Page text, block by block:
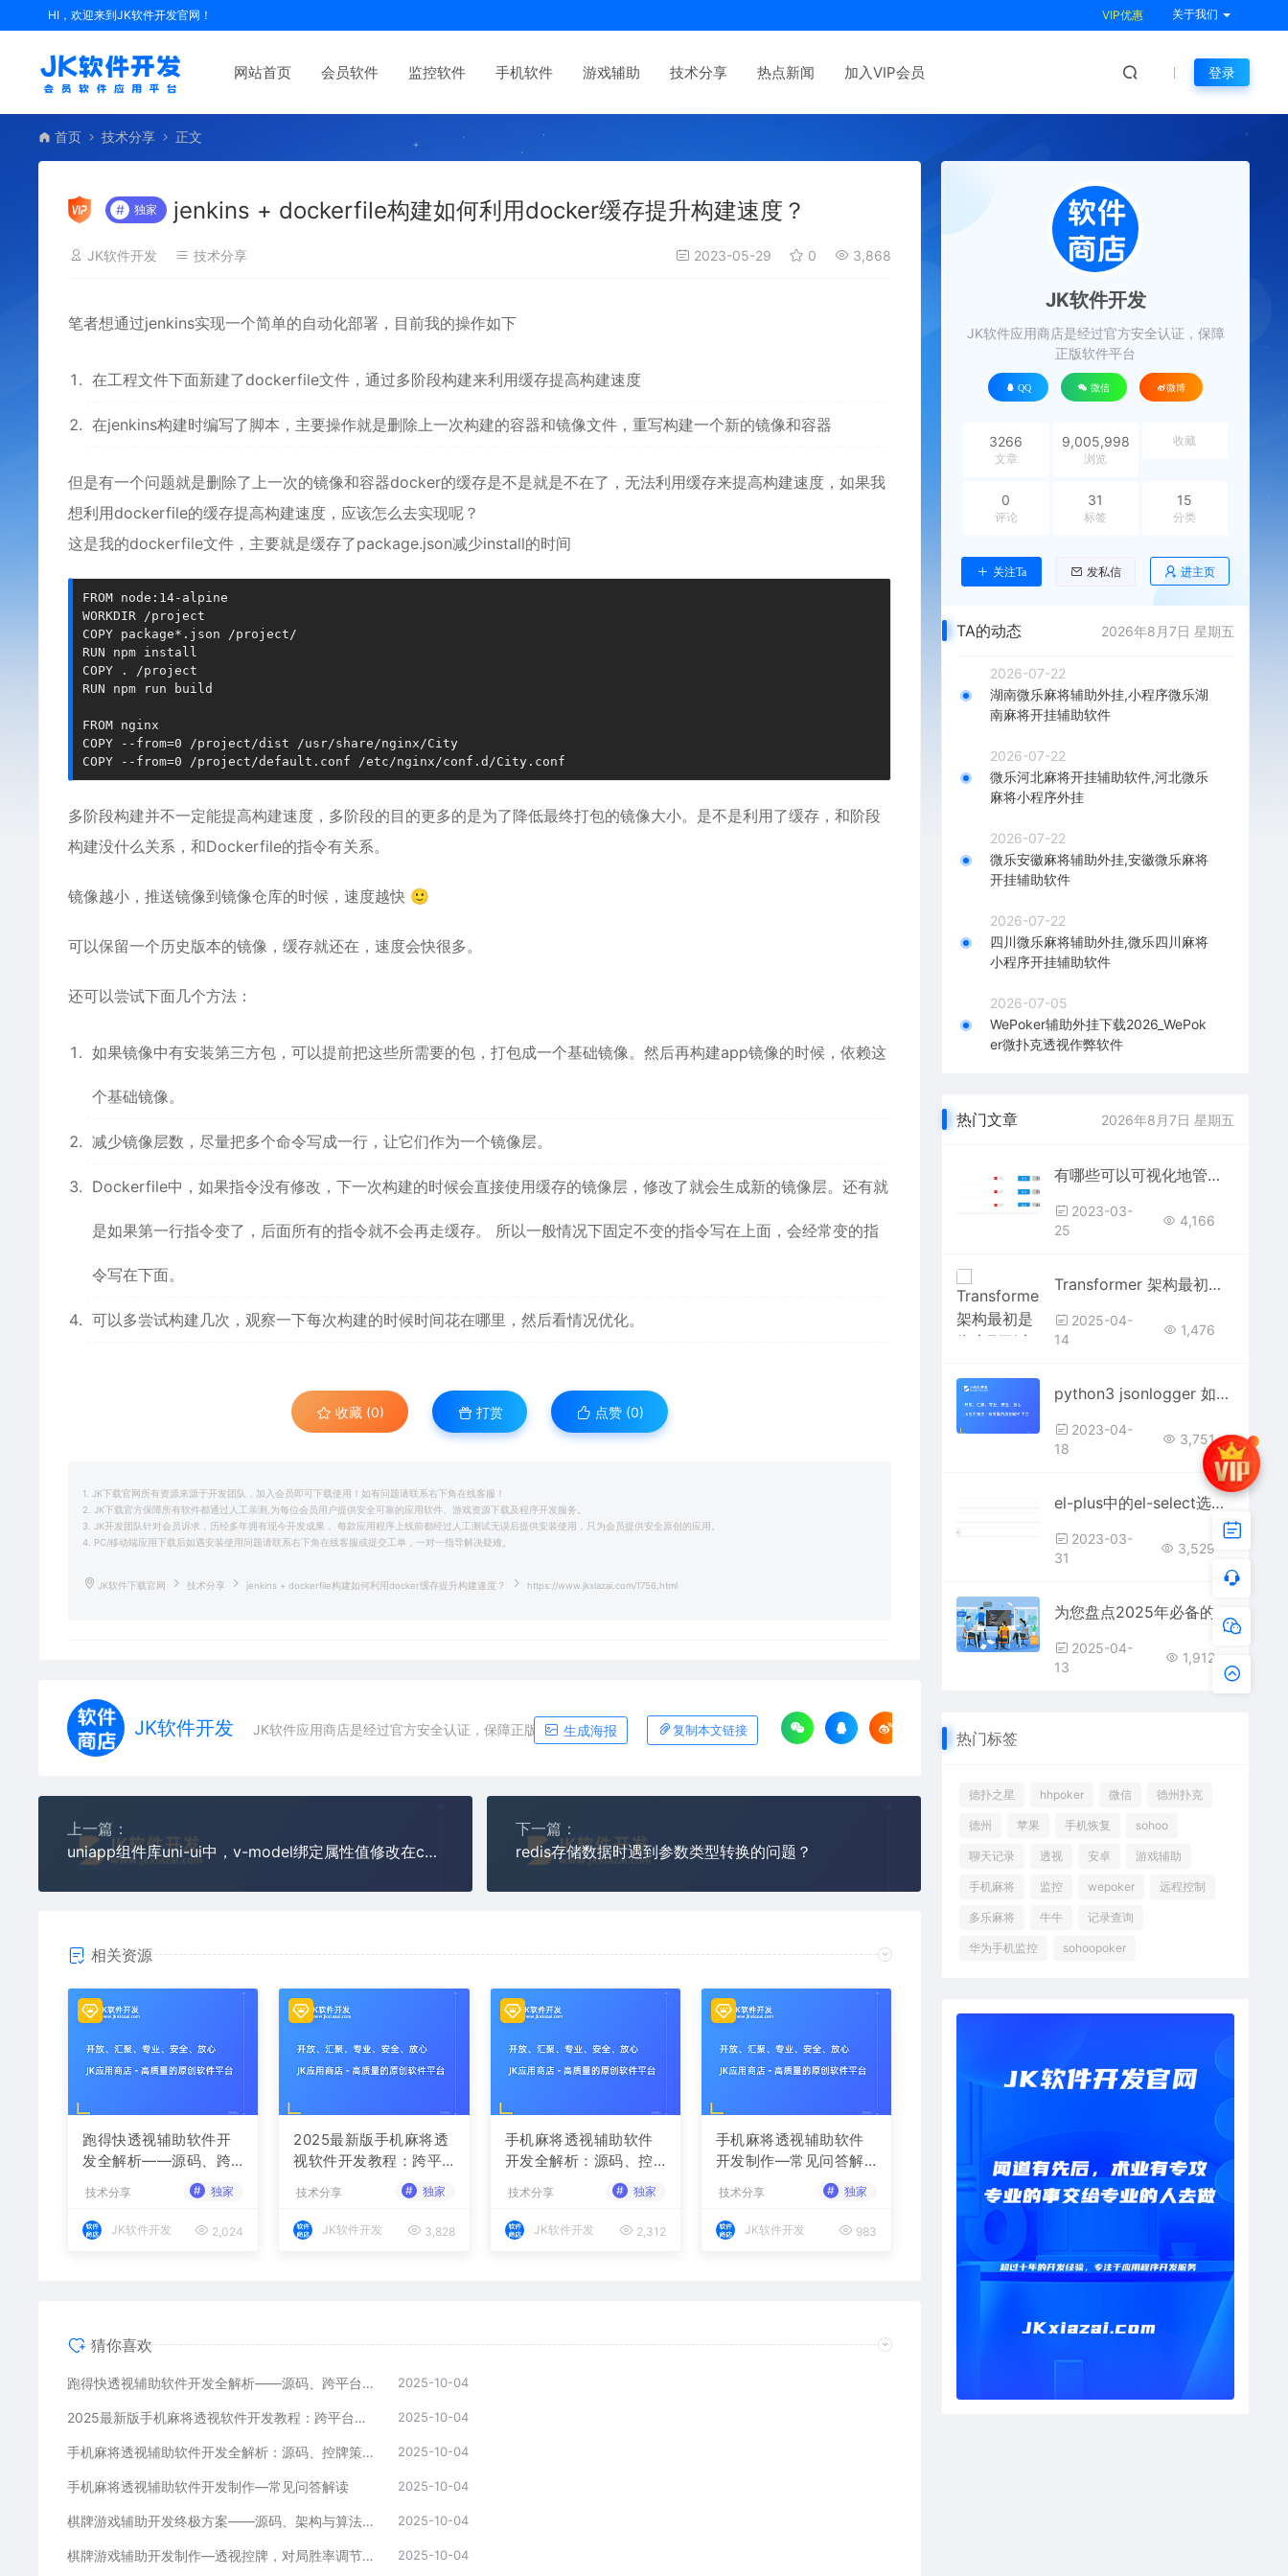
HI，欢迎来到JK软件开发官网！ VIP优惠 关于我们
网站首页 会员软件 监控软件 手机软件 游戏辅助 技术分享 热点新闻 加入VIP会员 登录
首页 技术分享 正文
# 独家 jenkins + dockerfile构建如何利用docker缓存提升构建速度？
JK软件开发 技术分享 2023-05-29 0 3,868
笔者想通过jenkins实现一个简单的自动化部署，目前我的操作如下
在工程文件下面新建了dockerfile文件，通过多阶段构建来利用缓存提高构建速度
在jenkins构建时编写了脚本，主要操作就是删除上一次构建的容器和镜像文件，重写构建一个新的镜像和容器
但是有一个问题就是删除了上一次的镜像和容器docker的缓存是不是就是不在了，无法利用缓存来提高构建速度，如果我
想利用dockerfile的缓存提高构建速度，应该怎么去实现呢？
这是我的dockerfile文件，主要就是缓存了package.json减少install的时间
FROM node:14-alpine
WORKDIR /project
COPY package*.json /project/
RUN npm install
COPY . /project
RUN npm run build
FROM nginx
COPY --from=0 /project/dist /usr/share/nginx/City
COPY --from=0 /project/default.conf /etc/nginx/conf.d/City.conf
多阶段构建并不一定能提高构建速度，多阶段的目的更多的是为了降低最终打包的镜像大小。是不是利用了缓存，和阶段
构建没什么关系，和Dockerfile的指令有关系。
镜像越小，推送镜像到镜像仓库的时候，速度越快 🙂
可以保留一个历史版本的镜像，缓存就还在，速度会快很多。
还可以尝试下面几个方法：
如果镜像中有安装第三方包，可以提前把这些所需要的包，打包成一个基础镜像。然后再构建app镜像的时候，依赖这
个基础镜像。
减少镜像层数，尽量把多个命令写成一行，让它们作为一个镜像层。
Dockerfile中，如果指令没有修改，下一次构建的时候会直接使用缓存的镜像层，修改了就会生成新的镜像层。还有就
是如果第一行指令变了，后面所有的指令就不会再走缓存。 所以一般情况下固定不变的指令写在上面，会经常变的指
令写在下面。
可以多尝试构建几次，观察一下每次构建的时候时间花在哪里，然后看情况优化。
收藏 (0) 打赏 点赞 (0)
1. JK下载官网所有资源来源于开发团队，加入会员即可下载使用！如有问题请联系右下角在线客服！
2. JK下载官方保障所有软件都通过人工亲测,为每位会员用户提供安全可靠的应用软件、游戏资源下载及程序开发服务。
3. JK开发团队针对会员诉求，历经多年拥有现今开发成果， 每款应用程序上线前都经过人工测试无误后提供安装使用，只为会员提供安全原创的应用。
4. PC/移动端应用下载后如遇安装使用问题请联系右下角在线客服或提交工单，一对一指导解决疑难。
JK软件下载官网 技术分享 jenkins + dockerfile构建如何利用docker缓存提升构建速度？ https://www.jkxiazai.com/1756.html
JK软件开发 JK软件应用商店是经过官方安全认证，保障正版软件平台生成海报 复制本文链接
上一篇：
uniapp组件库uni-ui中，v-model绑定属性值修改在change事件之后？
下一篇：
redis存储数据时遇到参数类型转换的问题？
相关资源
跑得快透视辅助软件开
发全解析——源码、跨
平台架构与控牌算法
技术分享 # 独家
JK软件开发 2,024
2025最新版手机麻将透
视软件开发教程：跨平
台实现与安全防封方案
技术分享 # 独家
JK软件开发 3,828
手机麻将透视辅助软件
开发全解析：源码、控
牌策略与胜率调节
技术分享 # 独家
JK软件开发 2,312
手机麻将透视辅助软件
开发制作—常见问答解
技术分享 # 独家
JK软件开发 983
猜你喜欢
跑得快透视辅助软件开发全解析——源码、跨平台架构与控牌算法 2025-10-04
2025最新版手机麻将透视软件开发教程：跨平台实现与安全防封方案 2025-10-04
手机麻将透视辅助软件开发全解析：源码、控牌策略与胜率调节 2025-10-04
手机麻将透视辅助软件开发制作—常见问答解读 2025-10-04
棋牌游戏辅助开发终极方案——源码、架构与算法全解析 2025-10-04
棋牌游戏辅助开发制作—透视控牌，对局胜率调节源码解析与逻辑全流程 2025-10-04
JK软件开发
JK软件应用商店是经过官方安全认证，保障
正版软件平台
QQ 微信 微博
3266
文章
9,005,998
浏览
收藏
0
评论
31
标签
15
分类
关注Ta 发私信 进主页
TA的动态 2026年8月7日 星期五
2026-07-22
湖南微乐麻将辅助外挂,小程序微乐湖
南麻将开挂辅助软件
2026-07-22
微乐河北麻将开挂辅助软件,河北微乐
麻将小程序外挂
2026-07-22
微乐安徽麻将辅助外挂,安徽微乐麻将
开挂辅助软件
2026-07-22
四川微乐麻将辅助外挂,微乐四川麻将
小程序开挂辅助软件
2026-07-05
WePoker辅助外挂下载2026_WePok
er微扑克透视作弊软件
热门文章 2026年8月7日 星期五
有哪些可以可视化地管理进程的思路呢？
2023-03-
25
4,166
Transformer 架构最初是为序列到序列的学习任务而设计
2025-04-
14
1,476
python3 jsonlogger 如何保存 log本地 记录时间错误 json格式？
2023-04-
18
3,751
el-plus中的el-select选择框是多选时怎么回显数据，我回显不到对应name，只有id？
2023-03-
31
3,529
2025-04-
13
1,912
热门标签
德扑之星 hhpoker 微信 德州扑克
德州 苹果 手机恢复 sohoo
聊天记录 透视 安卓 游戏辅助
手机麻将 监控 wepoker 远程控制
多乐麻将 牛牛 记录查询
华为手机监控 sohoopoker